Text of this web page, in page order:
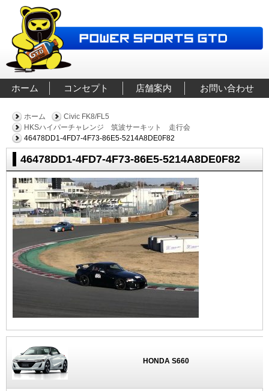
ホーム コンセプト 店舗案内 お問い合わせ
ホーム
Civic FK8/FL5
HKSハイパーチャレンジ 筑波サーキット 走行会
46478DD1-4FD7-4F73-86E5-5214A8DE0F82
46478DD1-4FD7-4F73-86E5-5214A8DE0F82
HONDA S660